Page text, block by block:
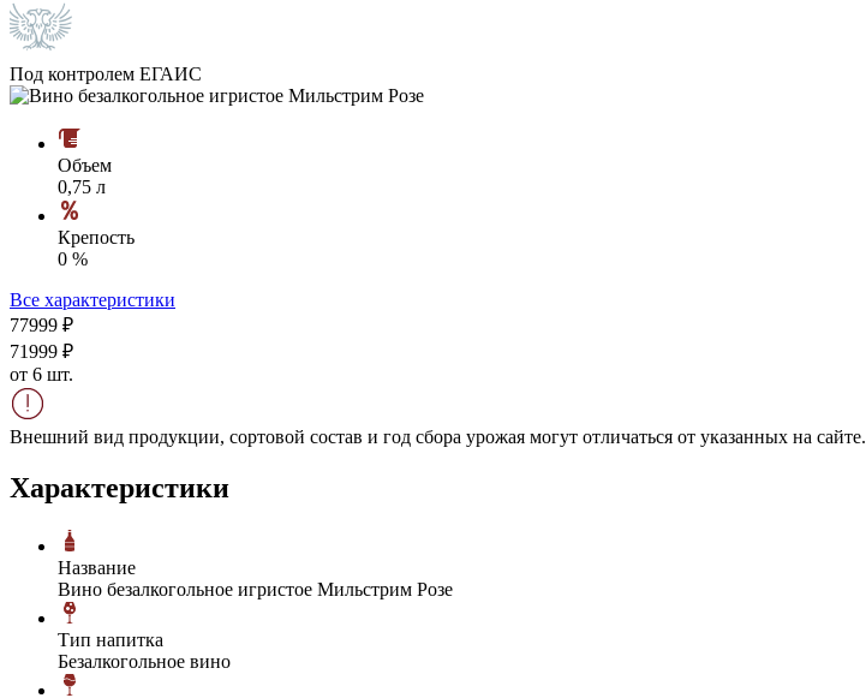
Под контролем ЕГАИС
Объем
0,75 л
Крепость
0 %
Все характеристики
77999 ₽
71999 ₽
от 6 шт.
Внешний вид продукции, сортовой состав и год сбора урожая могут отличаться от указанных на сайте.
Характеристики
Название
Вино безалкогольное игристое Мильстрим Розе
Тип напитка
Безалкогольное вино